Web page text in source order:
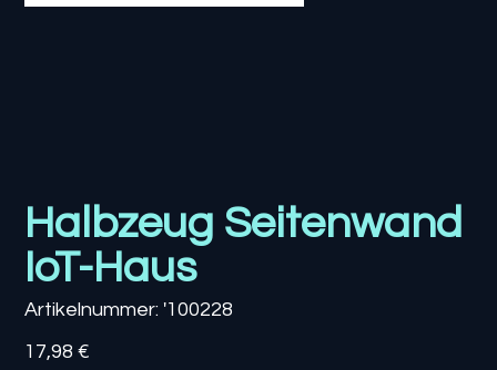
Halbzeug Seitenwand
IoT-Haus
Artikelnummer: Artikelnummer:
'100228
'100228
Preis
17,98 €